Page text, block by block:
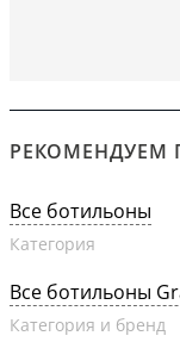
РЕКОМЕНДУЕМ
Все ботильоны
Категория
Все ботильоны
Категория и бренд